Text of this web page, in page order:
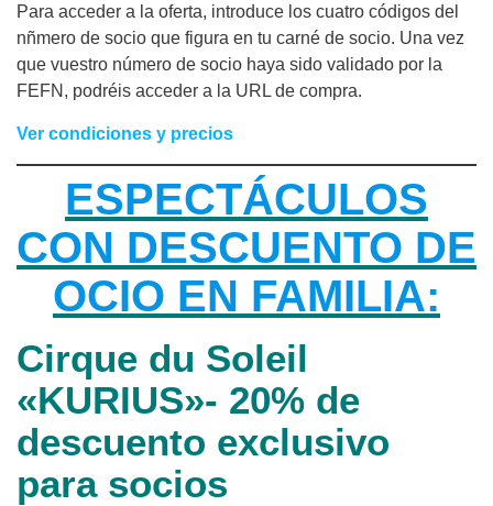
Para acceder a la oferta, introduce los cuatro códigos del
nñmero de socio que figura en tu carné de socio. Una vez
que vuestro número de socio haya sido validado por la
FEFN, podréis acceder a la URL de compra.
Ver condiciones y precios
ESPECTÁCULOS
CON DESCUENTO DE
OCIO EN FAMILIA:
Cirque du Soleil
«KURIUS»- 20% de
descuento exclusivo
para socios